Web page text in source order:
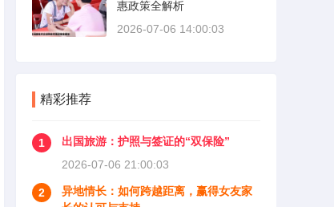
惠政策全解析
2026-07-06 14:00:03
精彩推荐
1
出国旅游：护照与签证的“双保险”
2026-07-06 21:00:03
2
异地情长：如何跨越距离，赢得女友家